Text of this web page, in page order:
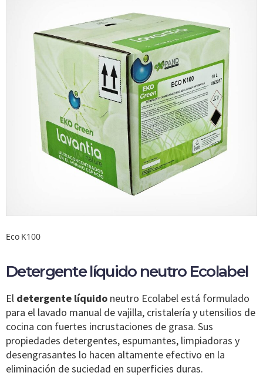
Eco K100
Detergente líquido neutro Ecolabel
El detergente líquido neutro Ecolabel está formulado
para el lavado manual de vajilla, cristalería y utensilios de
cocina con fuertes incrustaciones de grasa. Sus
propiedades detergentes, espumantes, limpiadoras y
desengrasantes lo hacen altamente efectivo en la
eliminación de suciedad en superficies duras.